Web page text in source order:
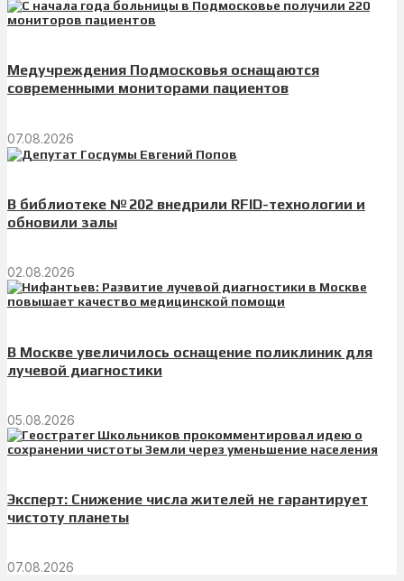
Медучреждения Подмосковья оснащаются
современными мониторами пациентов
07.08.2026
В библиотеке № 202 внедрили RFID-технологии и
обновили залы
02.08.2026
В Москве увеличилось оснащение поликлиник для
лучевой диагностики
05.08.2026
Эксперт: Снижение числа жителей не гарантирует
чистоту планеты
07.08.2026